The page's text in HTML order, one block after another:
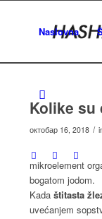
Naslovna
Kolike su
октобар 16, 2018 /
mikroelement
bogatom jodom.
Kada štitasta
uvećanjem